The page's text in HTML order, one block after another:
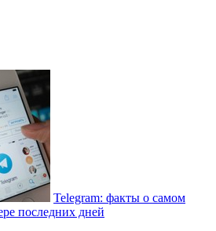
Telegram: факты о самом
последних дней